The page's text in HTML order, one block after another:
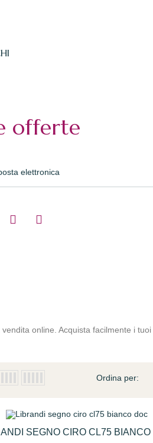
offerte
online. Acquista facilmente i
Ordina per:
SEGNO CIRO CL75 BIANCO